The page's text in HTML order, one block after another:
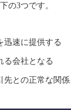
の3つです。
迅速に提供する
る会社となる
先との正常な関